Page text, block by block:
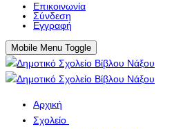
Eπικοινωνία
Σύνδεση
Εγγραφή
Mobile Menu Toggle
Αρχική
Σχολείο